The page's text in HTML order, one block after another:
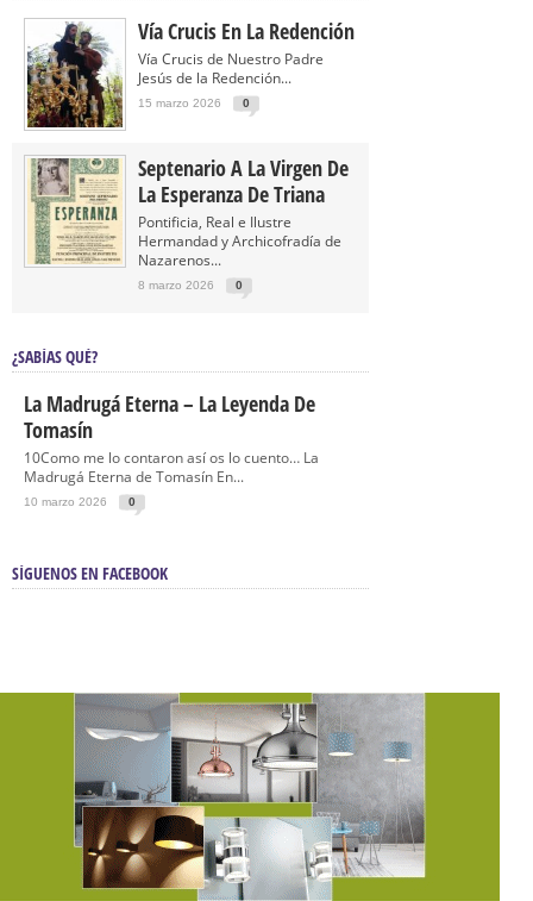
Vía Crucis En La Redención
Vía Crucis de Nuestro Padre
Jesús de la Redención...
15 marzo 2026 0
Septenario A La Virgen De
La Esperanza De Triana
Pontificia, Real e Ilustre
Hermandad y Archicofradía de
Nazarenos...
8 marzo 2026 0
¿SABÍAS QUÉ?
La Madrugá Eterna – La Leyenda De
Tomasín
10Como me lo contaron así os lo cuento… La
Madrugá Eterna de Tomasín En...
10 marzo 2026 0
SÍGUENOS EN FACEBOOK